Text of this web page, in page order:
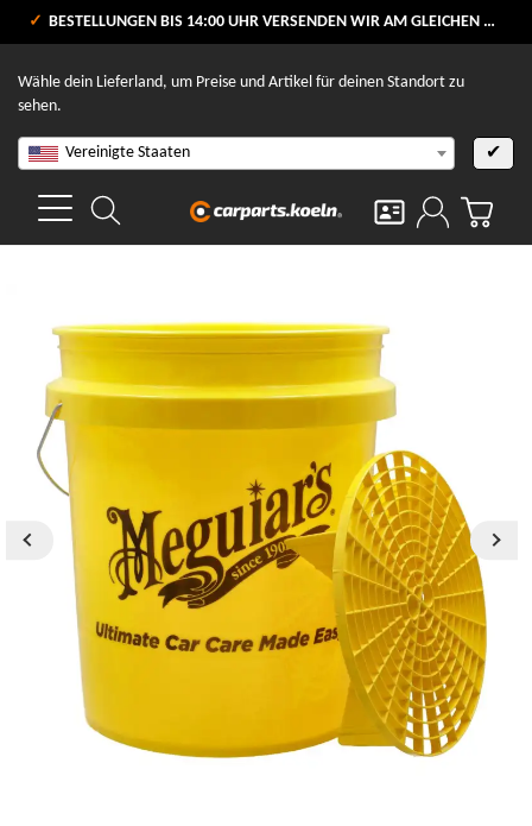
VERSANDKOSTENFREI AB 80 €
BESTELLUNGEN BIS 14:00 UHR VERSENDEN WIR AM GLEICHEN WERKTAG
Wähle dein Lieferland, um Preise und Artikel für deinen Standort zu
sehen.
Vereinigte Staaten ✔